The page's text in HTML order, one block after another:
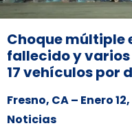
Choque múltiple
fallecido y
17 vehículos por
Fresno, CA – Enero
Noticias